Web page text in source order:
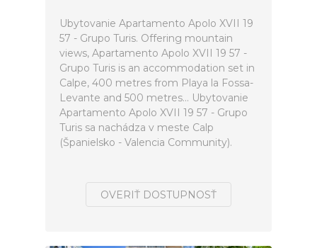
Ubytovanie Apartamento Apolo XVII 19
57 - Grupo Turis. Offering mountain
views, Apartamento Apolo XVII 19 57 -
Grupo Turis is an accommodation set in
Calpe, 400 metres from Playa la Fossa-
Levante and 500 metres... Ubytovanie
Apartamento Apolo XVII 19 57 - Grupo
Turis sa nachádza v meste Calp
(Španielsko - Valencia Community).
OVERIŤ DOSTUPNOSŤ